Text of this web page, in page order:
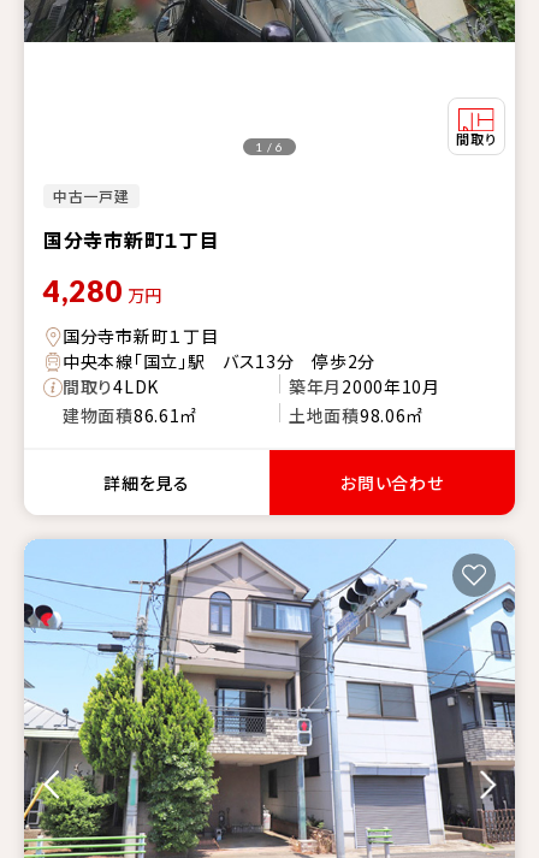
中古一戸建
国分寺市新町１丁目
1 / 6
4,280 万円
国分寺市新町１丁目
中央本線「国立」駅 バス13分 停歩2分
間取り4LDK 築年月 2000年10月
建物面積86.61㎡ 土地面積98.06㎡
詳細を見る お問い合わせ